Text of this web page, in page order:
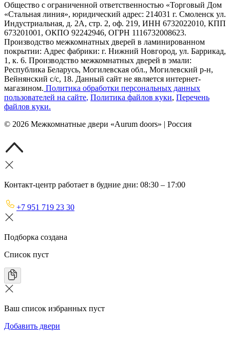
Общество с ограниченной ответственностью «Торговый Дом
«Стальная линия», юридический адрес: 214031 г. Смоленск ул.
Индустриальная, д. 2А, стр. 2, оф. 219, ИНН 6732022010, КПП
673201001, ОКПО 92242946, ОГРН 1116732008623.
Производство межкомнатных дверей в ламинированном
покрытии: Адрес фабрики: г. Нижний Новгород, ул. Баррикад,
1, к. 6. Производство межкомнатных дверей в эмали:
Республика Беларусь, Могилевская обл., Могилевский р-н,
Вейнянский с/с, 18. Данный сайт не является интернет-
магазином. Политика обработки персональных данных
пользователей на сайте, Политика файлов куки, Перечень
файлов куки.
© 2026 Межкомнатные двери «Aurum doors» | Россия
Контакт-центр работает в будние дни: 08:30 – 17:00
+7 951 719 23 30
Подборка создана
Список пуст
Ваш список избранных пуст
Добавить двери